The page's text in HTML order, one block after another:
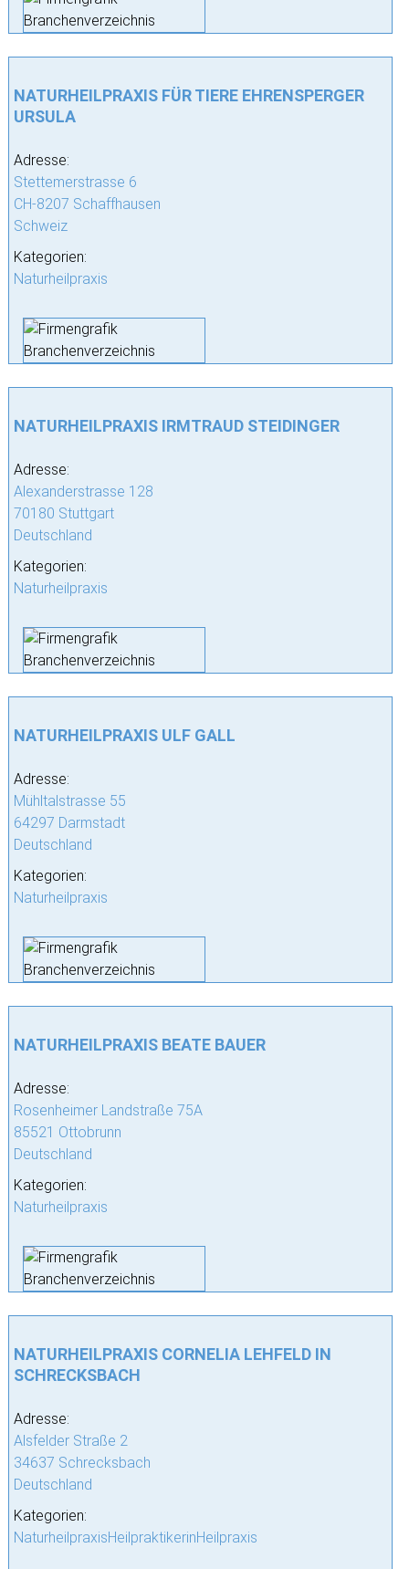
NATURHEILPRAXIS FÜR TIERE EHRENSPERGER
URSULA
Adresse:
Stettemerstrasse 6
CH-8207 Schaffhausen
Schweiz
Kategorien:
Naturheilpraxis
NATURHEILPRAXIS IRMTRAUD STEIDINGER
Adresse:
Alexanderstrasse 128
70180 Stuttgart
Deutschland
Kategorien:
Naturheilpraxis
NATURHEILPRAXIS ULF GALL
Adresse:
Mühltalstrasse 55
64297 Darmstadt
Deutschland
Kategorien:
Naturheilpraxis
NATURHEILPRAXIS BEATE BAUER
Adresse:
Rosenheimer Landstraße 75A
85521 Ottobrunn
Deutschland
Kategorien:
Naturheilpraxis
NATURHEILPRAXIS CORNELIA LEHFELD IN
SCHRECKSBACH
Adresse:
Alsfelder Straße 2
34637 Schrecksbach
Deutschland
Kategorien:
NaturheilpraxisHeilpraktikerinHeilpraxis